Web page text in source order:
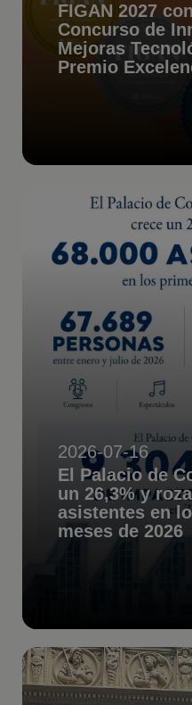
FIGAN 2027
Concurso de
Mejoras
Premio
2026-07-16
El Palacio de
un 26,3% y
asistentes en
meses de 2026